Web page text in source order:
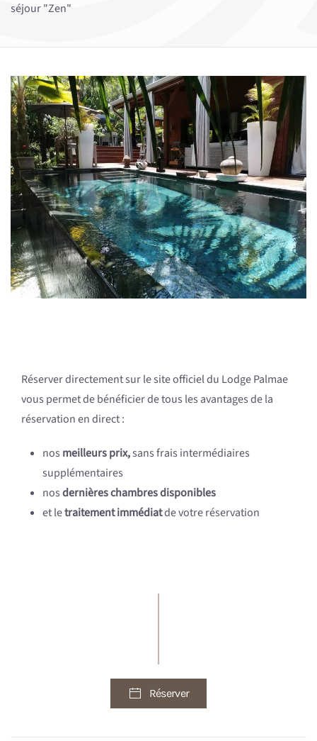
séjour "Zen"
Réserver directement sur le site officiel du Lodge Palmae
vous permet de bénéficier de tous les avantages de la
réservation en direct :
nos meilleurs prix,sans frais intermédiaires
supplémentaires
nosdernières chambres disponibles
et letraitement immédiatde votre réservation
Réserver